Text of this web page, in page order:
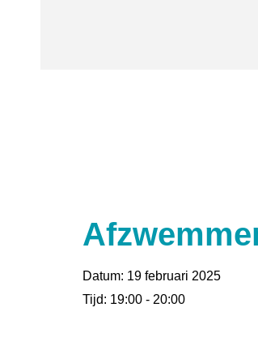
Datum: 19 februari 2025
Tijd: 19:00 - 20:00